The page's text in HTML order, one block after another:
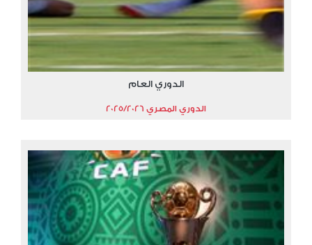
الدوري العام
الدوري المصري 2025/2026